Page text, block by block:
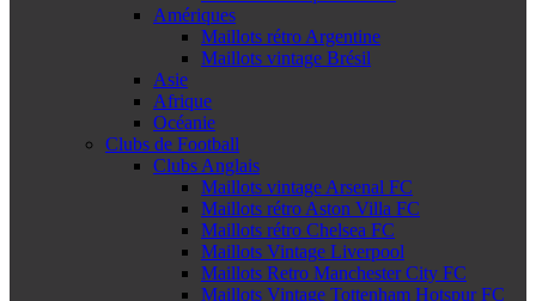
Amériques
Maillots rétro Argentine
Maillots vintage Brésil
Asie
Afrique
Océanie
Clubs de Football
Clubs Anglais
Maillots vintage Arsenal FC
Maillots rétro Aston Villa FC
Maillots rétro Chelsea FC
Maillots Vintage Liverpool
Maillots Retro Manchester City FC
Maillots Vintage Tottenham Hotspur FC